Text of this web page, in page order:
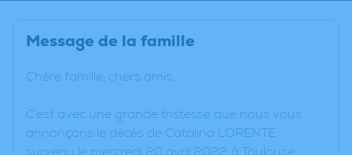
Message de la famille
Chère famille, chers amis,
C’est avec une grande tristesse que nous vous
annonçons le décès de Catalina LORENTE
survenu le mercredi 20 avril 2022 à Toulouse.